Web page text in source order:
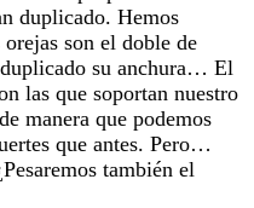
duplicado. Hemos
son el doble de
su anchura… El
las que soportan nuestro
manera que podemos
que antes. Pero…
también el